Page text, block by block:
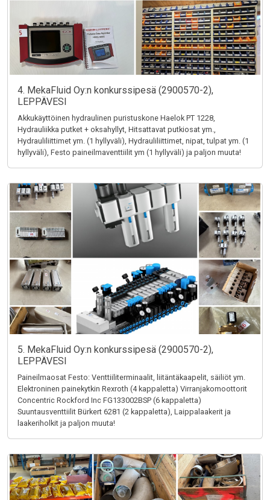
4. MekaFluid Oy:n konkurssipesä (2900570-2),
LEPPÄVESI
Akkukäyttöinen hydraulinen puristuskone Haelok PT 1228,
Hydrauliikka putket + oksahyllyt, Hitsattavat putkiosat ym.,
Hydrauliliittimet ym. (1 hyllyväli), Hydrauliliittimet, nipat, tulpat ym. (1
hyllyväli), Festo paineilmaventtiilit ym (1 hyllyväli) ja paljon muuta!
5. MekaFluid Oy:n konkurssipesä (2900570-2),
LEPPÄVESI
Paineilmaosat Festo: Venttiiliterminaalit, liitäntäkaapelit, säiliöt ym.
Elektroninen painekytkin Rexroth (4 kappaletta) Virranjakomoottorit
Concentric Rockford Inc FG133002BSP (6 kappaletta)
Suuntausventtiilit Bürkert 6281 (2 kappaletta), Laippalaakerit ja
laakeriholkit ja paljon muuta!